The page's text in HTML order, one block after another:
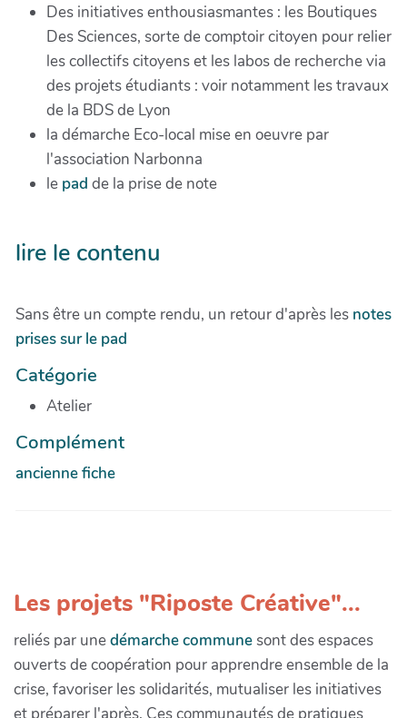
Des initiatives enthousiasmantes : les Boutiques
Des Sciences, sorte de comptoir citoyen pour relier
les collectifs citoyens et les labos de recherche via
des projets étudiants : voir notamment les travaux
de la BDS de Lyon
la démarche Eco-local mise en oeuvre par
l'association Narbonna
le pad de la prise de note
lire le contenu
Sans être un compte rendu, un retour d'après les notes
prises sur le pad
Catégorie
Atelier
Complément
ancienne fiche